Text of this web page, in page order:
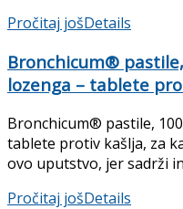
Pročitaj jošDetails
Bronchicum®
lozenga – tablete
Bronchicum® pastile,
tablete protiv kašlja, za
ovo uputstvo, jer sadrži
Pročitaj jošDetails